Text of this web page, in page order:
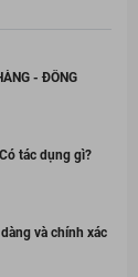
- ĐỒNG
tác dụng gì?
và chính xác